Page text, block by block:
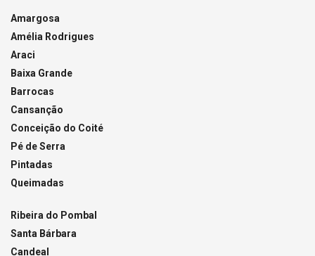
Amargosa
Amélia Rodrigues
Araci
Baixa Grande
Barrocas
Cansanção
Conceição do Coité
Pé de Serra
Pintadas
Queimadas
Ribeira do Pombal
Santa Bárbara
Candeal